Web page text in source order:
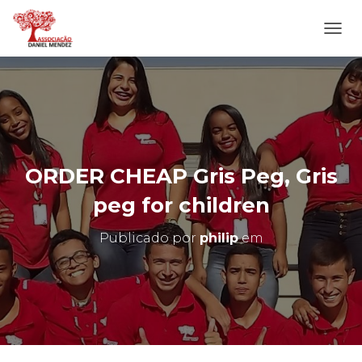
L
T
E
R
N
A
N
A
E
G
O
ORDER CHEAP Gris Peg, Gris
peg for children
Publicado por philipem